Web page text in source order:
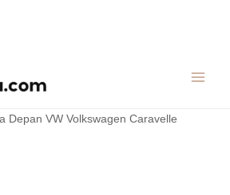
Depan VW Volkswagen Caravelle